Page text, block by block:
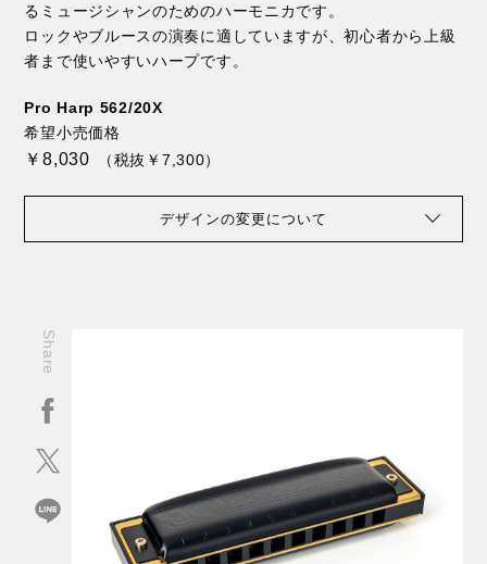
るミュージシャンのためのハーモニカです。
ロックやブルースの演奏に適していますが、初心者から上級
者まで使いやすいハープです。
Pro Harp 562/20X
希望小売価格
￥8,030 （税抜￥7,300）
デザインの変更について
Share